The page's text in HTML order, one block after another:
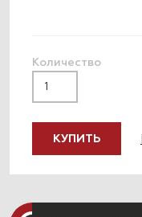
Количество
КУПИТЬ